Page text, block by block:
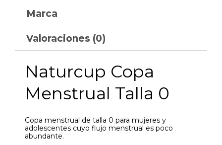
Marca
Valoraciones (0)
Naturcup Copa
Menstrual Talla 0
Copa menstrual de talla 0 para mujeres y
adolescentes cuyo flujo menstrual es poco
abundante.